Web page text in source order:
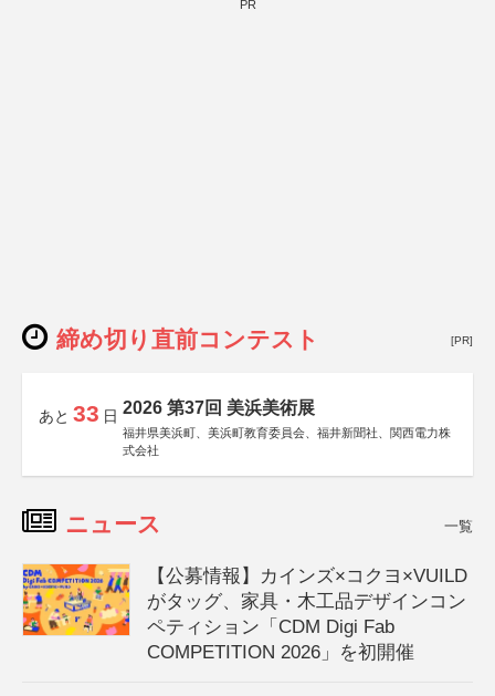
PR
締め切り直前コンテスト [PR]
あと 33 日 2026 第37回 美浜美術展
福井県美浜町、美浜町教育委員会、福井新聞社、関西電力株
式会社
ニュース 一覧
【公募情報】カインズ×コクヨ×VUILD
がタッグ、家具・木工品デザインコン
ペティション「CDM Digi Fab
COMPETITION 2026」を初開催